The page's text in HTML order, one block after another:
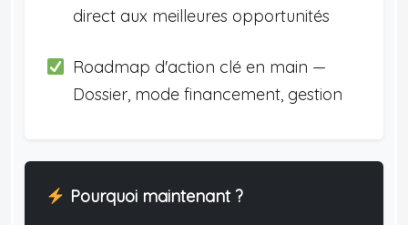
direct aux meilleures opportunités
Roadmap d'action clé en main —
Dossier, mode financement, gestion
Pourquoi maintenant ?